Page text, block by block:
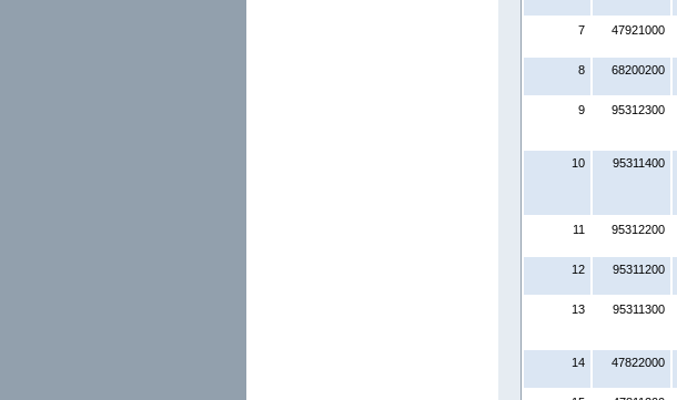
7
47921000
8
68200200
9
95312300
10
95311400
11
95312200
12
95311200
13
95311300
14
47822000